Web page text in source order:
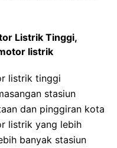
Listrik Tinggi,
listrik
listrik tinggi
stasiun
dan pinggiran kota
listrik yang lebih
banyak stasiun